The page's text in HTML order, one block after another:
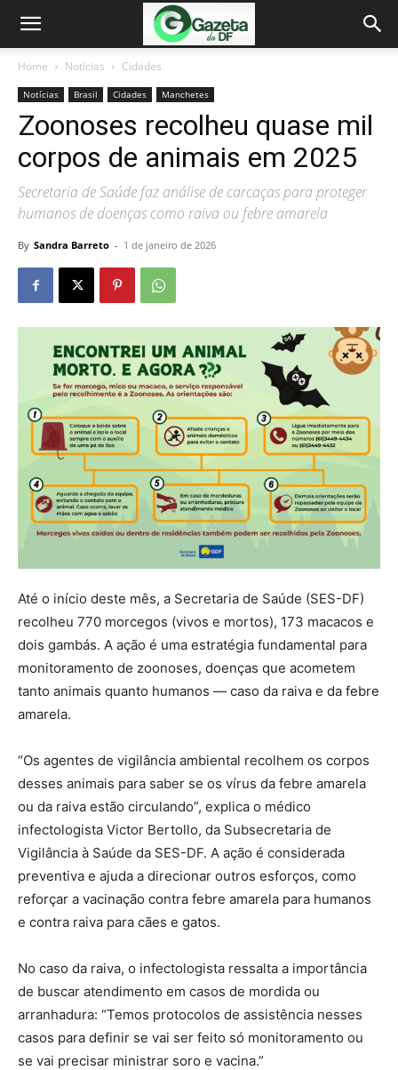
Home Notícias Cidades
Notícias Brasil Cidades Manchetes
Zoonoses recolheu quase mil
corpos de animais em 2025
Secretaria de Saúde faz análise de carcaças para proteger
humanos de doenças como raiva ou febre amarela
By Sandra Barreto - 1 de janeiro de 2026
Até o início deste mês, a Secretaria de Saúde (SES-DF)
recolheu 770 morcegos (vivos e mortos), 173 macacos e
dois gambás. A ação é uma estratégia fundamental para
monitoramento de zoonoses, doenças que acometem
tanto animais quanto humanos — caso da raiva e da febre
amarela.
“Os agentes de vigilância ambiental recolhem os corpos
desses animais para saber se os vírus da febre amarela
ou da raiva estão circulando”, explica o médico
infectologista Victor Bertollo, da Subsecretaria de
Vigilância à Saúde da SES-DF. A ação é considerada
preventiva e ajuda a direcionar outros esforços, como
reforçar a vacinação contra febre amarela para humanos
e contra raiva para cães e gatos.
No caso da raiva, o infectologista ressalta a importância
de buscar atendimento em casos de mordida ou
arranhadura: “Temos protocolos de assistência nesses
casos para definir se vai ser feito só monitoramento ou
se vai precisar ministrar soro e vacina.”